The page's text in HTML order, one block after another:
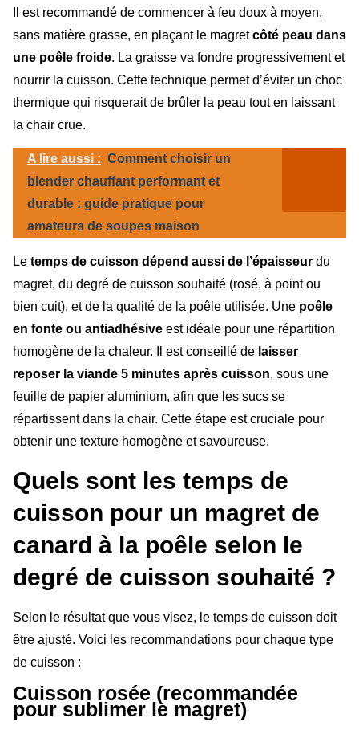
Il est recommandé de commencer à feu doux à moyen,
sans matière grasse, en plaçant le magretcôté peau dans
une poêle froide. La graisse va fondre progressivement et
nourrir la cuisson. Cette technique permet d’éviter un choc
thermique qui risquerait de brûler la peau tout en laissant
la chair crue.
A lire aussi : Comment choisir un
blender chauffant performant et
durable : guide pratique pour
amateurs de soupes maison
Le temps de cuisson dépend aussi de l’épaisseur du
magret, du degré de cuisson souhaité (rosé, à point ou
bien cuit), et de la qualité de la poêle utilisée. Une poêle
en fonte ou antiadhésive est idéale pour une répartition
homogène de la chaleur. Il est conseillé de laisser
reposer la viande 5 minutes après cuisson, sous une
feuille de papier aluminium, afin que les sucs se
répartissent dans la chair. Cette étape est cruciale pour
obtenir une texture homogène et savoureuse.
Quels sont les temps de
cuisson pour un magret de
canard à la poêle selon le
degré de cuisson souhaité ?
Selon le résultat que vous visez, le temps de cuisson doit
être ajusté. Voici les recommandations pour chaque type
de cuisson :
Cuisson rosée (recommandée
pour sublimer le magret)